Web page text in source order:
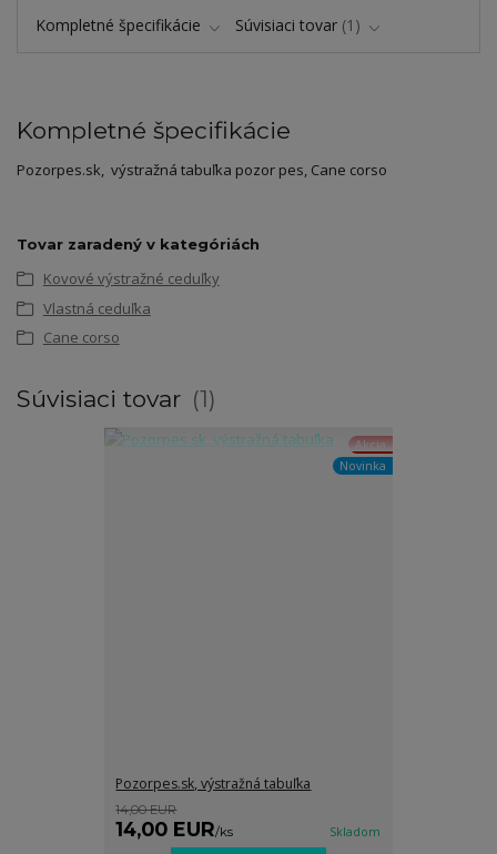
Kompletné špecifikácie Súvisiaci tovar 1
Kompletné špecifikácie
Pozorpes.sk, výstražná tabuľka pozor pes, Cane corso
Tovar zaradený v kategóriách
Kovové výstražné ceduľky
Vlastná ceduľka
Cane corso
Súvisiaci tovar 1
Akcia
Novinka
Pozorpes.sk, výstražná tabuľka
14,00 EUR
14,00 EUR/ks Skladom